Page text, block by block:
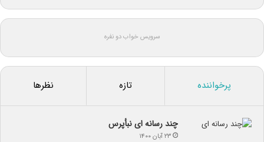
سرویس خواب دو نفره
پرخواننده تازه نظرها
چند رسانه ای نبأپرس
۲۳ آبان ۱۴۰۰